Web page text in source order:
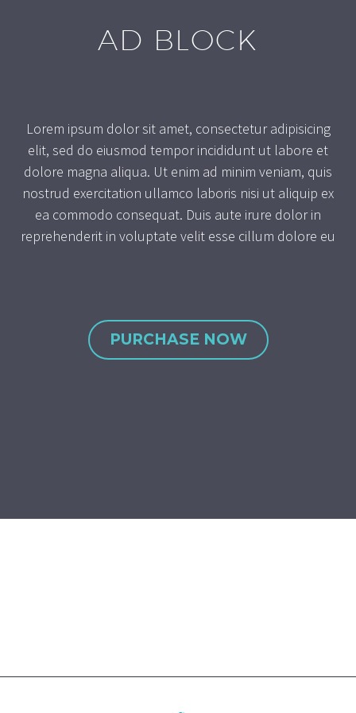
AD BLOCK
Lorem ipsum dolor sit amet, consectetur adipisicing
elit, sed do eiusmod tempor incididunt ut labore et
dolore magna aliqua. Ut enim ad minim veniam, quis
nostrud exercitation ullamco laboris nisi ut aliquip ex
ea commodo consequat. Duis aute irure dolor in
reprehenderit in voluptate velit esse cillum dolore eu
PURCHASE NOW